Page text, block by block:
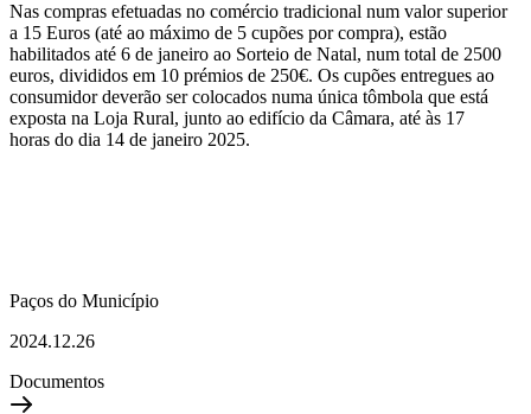
Nas compras efetuadas no comércio tradicional num valor superior
a 15 Euros (até ao máximo de 5 cupões por compra), estão
habilitados até 6 de janeiro ao Sorteio de Natal, num total de 2500
euros, divididos em 10 prémios de 250€. Os cupões entregues ao
consumidor deverão ser colocados numa única tômbola que está
exposta na Loja Rural, junto ao edifício da Câmara, até às 17
horas do dia 14 de janeiro 2025.
Paços do Município
2024.12.26
Documentos